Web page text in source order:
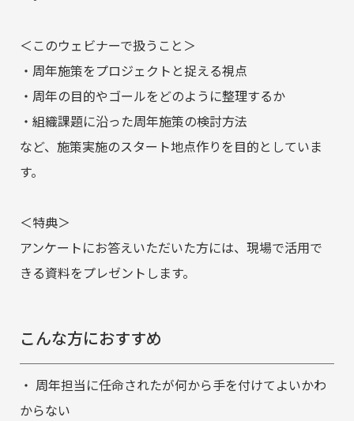
＜このウェビナーで扱うこと＞
・周年施策をプロジェクトと捉える視点
・周年の目的やゴールをどのように整理するか
・組織課題に沿った周年施策の検討方法
など、施策実施のスタート地点作りを目的としていま
す。
＜特典＞
アンケートにお答えいただいた方には、現場で活用で
きる資料をプレゼントします。
こんな方におすすめ
・ 周年担当に任命されたが何から手を付けてよいかわ
からない